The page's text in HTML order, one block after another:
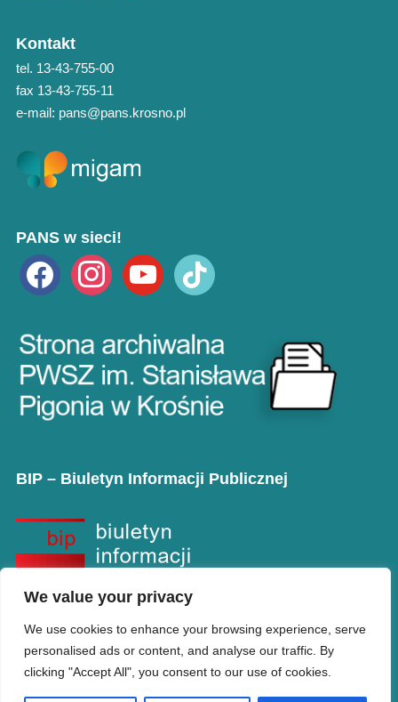
We value your privacy
We use cookies to enhance your browsing experience, serve
personalised ads or content, and analyse our traffic. By
clicking "Accept All", you consent to our use of cookies.
Kontakt
tel. 13-43-755-00
fax 13-43-755-11
e-mail: pans@pans.krosno.pl
PANS w sieci!
facebook instagramyoutube tiktok
BIP – Biuletyn Informacji Publicznej
Copyright © PANS w Krośnie